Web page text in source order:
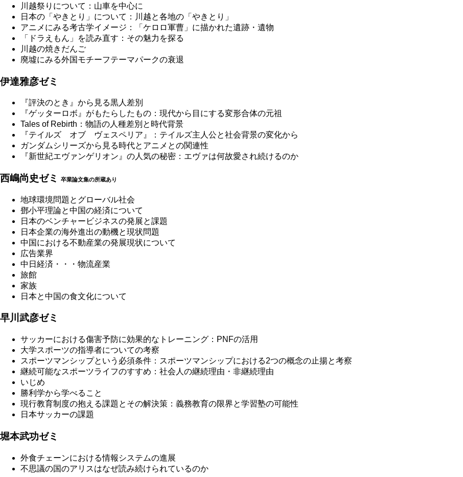
川越祭りについて：山車を中心に
日本の「やきとり」について：川越と各地の「やきとり」
アニメにみる考古学イメージ：「ケロロ軍曹」に描かれた遺跡・遺物
「ドラえもん」を読み直す：その魅力を探る
川越の焼きだんご
廃墟にみる外国モチーフテーマパークの衰退
伊達雅彦ゼミ
『評決のとき』から見る黒人差別
『ゲッターロボ』がもたらしたもの：現代から目にする変形合体の元祖
Tales of Rebirth：物語の人種差別と時代背景
『テイルズ オブ ヴェスペリア』：テイルズ主人公と社会背景の変化から
ガンダムシリーズから見る時代とアニメとの関連性
『新世紀エヴァンゲリオン』の人気の秘密：エヴァは何故愛され続けるのか
西嶋尚史ゼミ 卒業論文集の所蔵あり
地球環境問題とグローバル社会
鄧小平理論と中国の経済について
日本のベンチャービジネスの発展と課題
日本企業の海外進出の動機と現状問題
中国における不動産業の発展現状について
広告業界
中日経済・・・物流産業
旅館
家族
日本と中国の食文化について
早川武彦ゼミ
サッカーにおける傷害予防に効果的なトレーニング：PNFの活用
大学スポーツの指導者についての考察
スポーツマンシップという必須条件：スポーツマンシップにおける2つの概念の止揚と考察
継続可能なスポーツライフのすすめ：社会人の継続理由・非継続理由
いじめ
勝利学から学べること
現行教育制度の抱える課題とその解決策：義務教育の限界と学習塾の可能性
日本サッカーの課題
堀本武功ゼミ
外食チェーンにおける情報システムの進展
不思議の国のアリスはなぜ読み続けられているのか